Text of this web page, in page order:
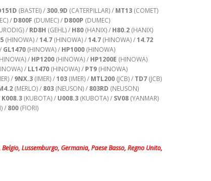
(BASTEI) / 300.9D (CATERPILLAR) / MT13 (COMET)
/ D800F (DUMEC) / D800P (DUMEC)
/ RD8H (GEHL) / H80 (HANIX) / H80.2 (HANIX)
(HINOWA) /14.7 (HINOWA) /14.7 (HINOWA) /14.72
GL1470 (HINOWA) / HP1000 (HINOWA)
/ HP1200 (HINOWA) / HP1200E (HINOWA)
/ LL1470 (HINOWA) / PT9 (HINOWA)
/ 9NX.3 (IMER) /103 (IMER) / MTL200 (JCB) / TD7 (JCB)
(MERLO) / 803 (NEUSON) / 803RD (NEUSON)
K008.3 (KUBOTA) / U008.3 (KUBOTA) / SV08 (YANMAR)
/ 800 (FIORI)
Lussemburgo, Germania, Paese Basso, Regno Unito,